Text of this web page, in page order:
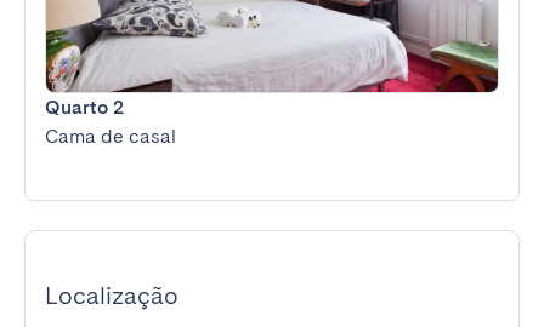
Quarto 2
Cama de casal
Localização